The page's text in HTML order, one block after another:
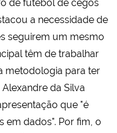
de futebol de cegos
a necessidade de
seguirem um mesmo
têm de trabalhar
metodologia para ter
da Silva
que "é
em dados". Por fim, o